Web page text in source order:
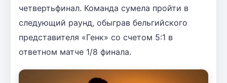
четвертьфинал. Команда сумела пройти в
следующий раунд, обыграв бельгийского
представителя «Генк» со счетом 5:1 в
ответном матче 1/8 финала.